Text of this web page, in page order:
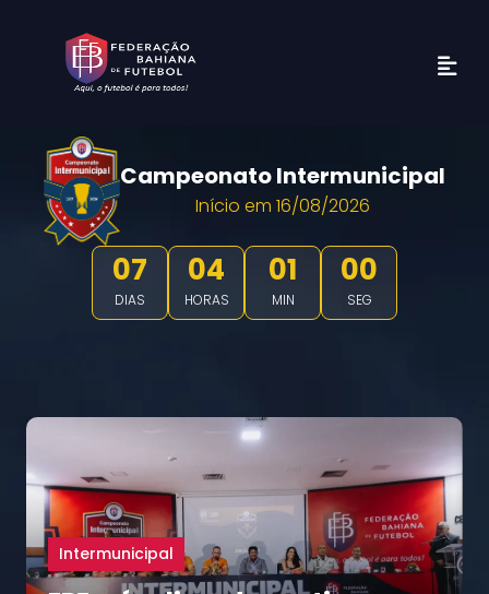
Campeonato Intermunicipal
Início em 16/08/2026
07
DIAS
04
HORAS
00
MIN
59
SEG
Intermunicipal